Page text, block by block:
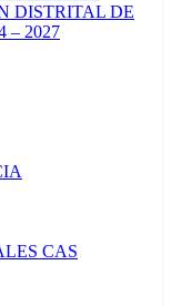
DISTRITAL DE
– 2027
CAS